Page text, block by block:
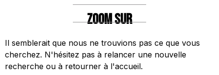
ZOOM SUR
Il semblerait que nous ne trouvions pas ce que vous
cherchez. N'hésitez pas à relancer une nouvelle
recherche ou à retourner à l'accueil.